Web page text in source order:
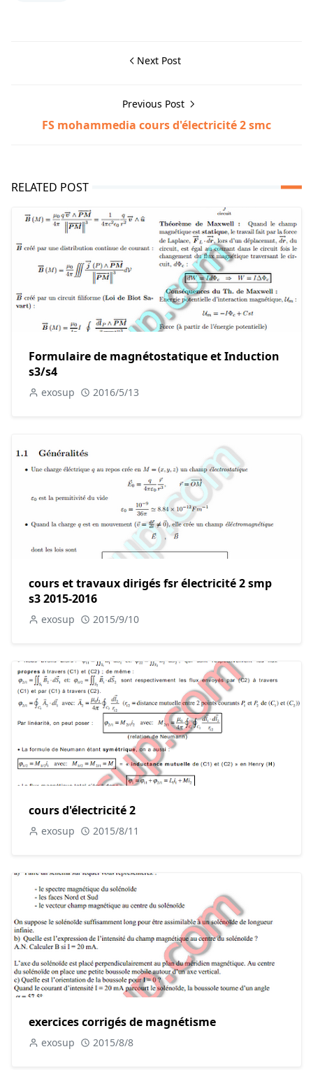
Next Post
Previous Post
FS mohammedia cours d'électricité 2 smc
RELATED POST
Formulaire de magnétostatique et Induction
s3/s4
exosup 2016/5/13
cours et travaux dirigés fsr électricité 2 smp
s3 2015-2016
exosup 2015/9/10
cours d'électricité 2
exosup 2015/8/11
exercices corrigés de magnétisme
exosup 2015/8/8